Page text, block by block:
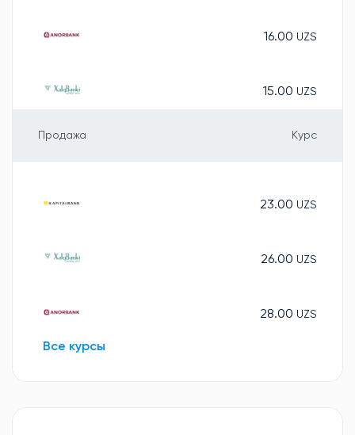
16.00 UZS
15.00 UZS
Продажа Курс
23.00 UZS
26.00 UZS
28.00 UZS
Все курсы